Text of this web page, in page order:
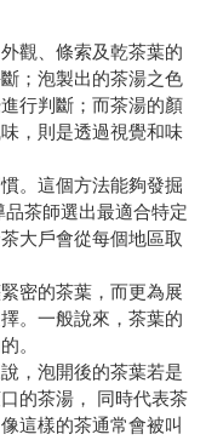
觀、條索及乾茶葉的
；泡製出的茶湯之色
行判斷；而茶湯的顏
，則是透過視覺和味
。這個方法能夠發掘
茶師選出最適合特定
大戶會從每個地區取
密的茶葉，而更為展
。一般說來，茶葉的
。
，泡開後的茶葉若是
的茶湯， 同時代表茶
這樣的茶通常會被叫